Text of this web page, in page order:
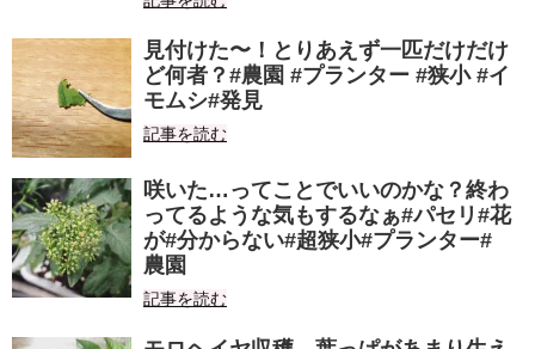
見付けた〜！とりあえず一匹だけだけ
ど何者？#農園 #プランター #狭小 #イ
モムシ#発見
記事を読む
咲いた…ってことでいいのかな？終わ
ってるような気もするなぁ#パセリ#花
が#分からない#超狭小#プランター#
農園
記事を読む